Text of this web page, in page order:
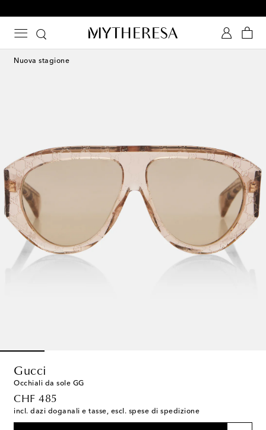
Nuova stagione
Gucci
Occhiali da sole GG
CHF 485
original price
incl. dazi doganali e tasse, escl. spese di spedizione